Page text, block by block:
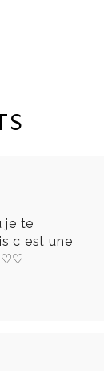
je te
c est une